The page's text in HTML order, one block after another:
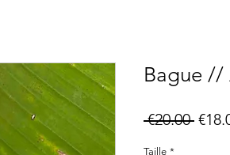
Bague //
€20.00
Taille *